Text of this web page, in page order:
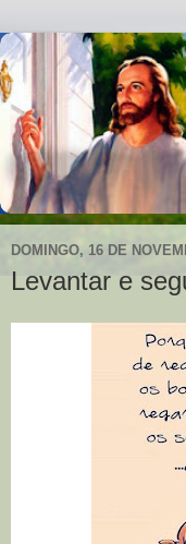
DOMINGO, 16 DE
Levantar e